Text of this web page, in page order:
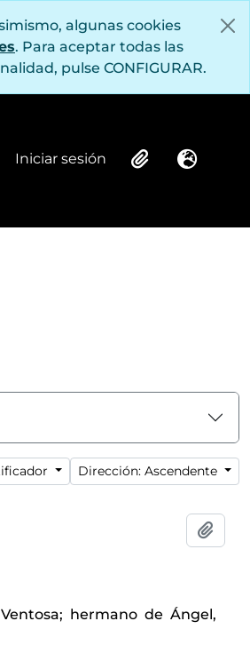
algunas cookies
. Para aceptar todas las
pulse CONFIGURAR.
Iniciar sesión
Iniciar sesión ClipboardIdioma
Dirección: Ascendente
hermano de Ángel,